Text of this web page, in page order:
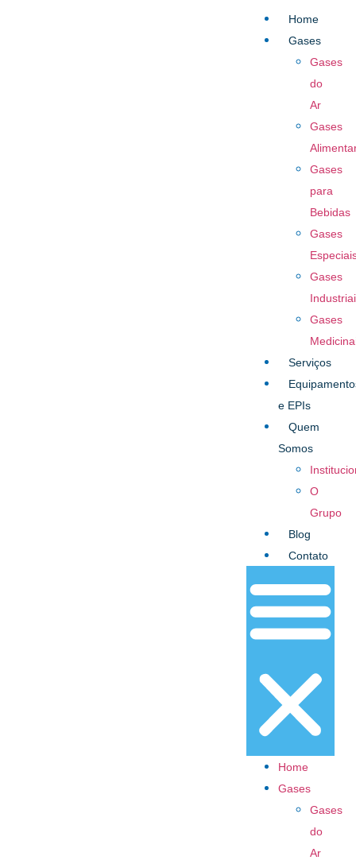
Home
Gases
Gases
do
Ar
Gases
Gases
para
Bebidas
Gases
Gases
Gases
Serviços
e EPIs
Quem
Somos
O
Grupo
Blog
Contato
Home
Gases
Gases
do
Ar